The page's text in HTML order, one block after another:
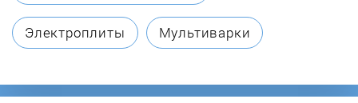
BURNiT
Электроплиты Мультиварки